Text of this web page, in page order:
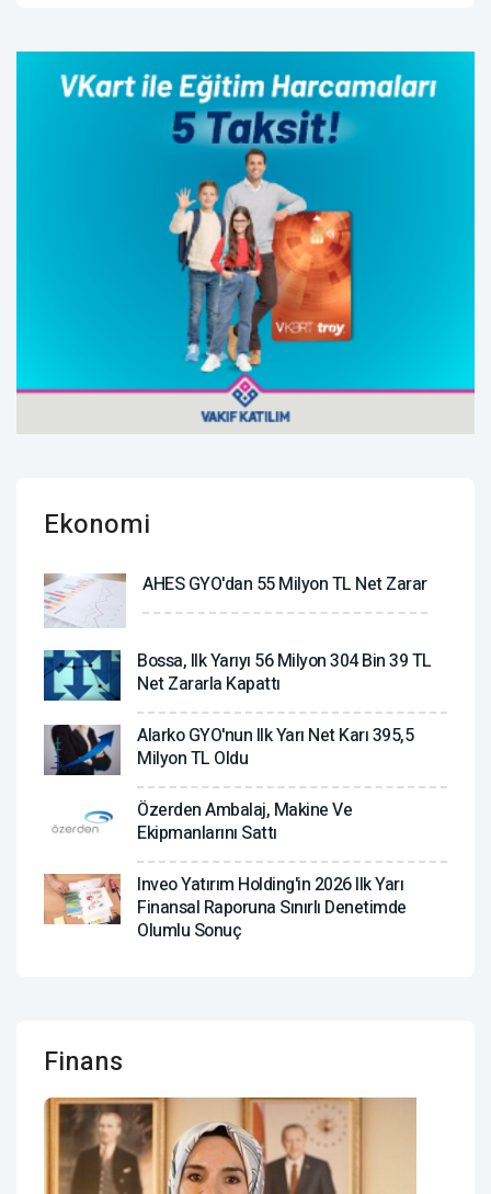
Ekonomi
AHES GYO'dan 55 Milyon TL Net Zarar
Bossa, Ilk Yarıyı 56 Milyon 304 Bin 39 TL
Net Zararla Kapattı
Alarko GYO'nun Ilk Yarı Net Karı 395,5
Milyon TL Oldu
Özerden Ambalaj, Makine Ve
Ekipmanlarını Sattı
Inveo Yatırım Holding'in 2026 Ilk Yarı
Finansal Raporuna Sınırlı Denetimde
Olumlu Sonuç
Finans